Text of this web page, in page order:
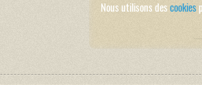
Nous utilisons des cookies